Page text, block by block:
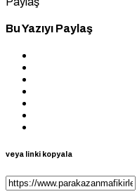
Bu Yazıyı Paylaş
veya linki kopyala